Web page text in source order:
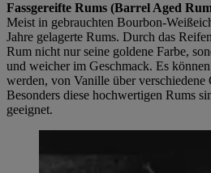
Fassgereifte Rums (Barrel Aged
Meist in gebrauchten Bourbon-
Jahre gelagerte Rums. Durch das
Rum nicht nur seine goldene Farbe,
und weicher im Geschmack. Es
werden, von Vanille über
Besonders diese hochwertigen Rums
geeignet.